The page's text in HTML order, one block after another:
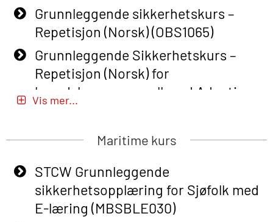
Grunnleggende sikkerhetskurs –
Repetisjon (Norsk) (OBS1065)
Grunnleggende Sikkerhetskurs –
Repetisjon (Norsk) for
beredskapspersonell med Adaptive
E-læring (OBSBLE051)
Basic Safety Training (English) – with
Basic Safety Training – Refresher
Course (English) with E-learning
(OBSBLE048)
Vis mer...
Maritime kurs
STCW Grunnleggende
sikkerhetsopplæring for Sjøfolk med
E-læring (MBSBLE030)